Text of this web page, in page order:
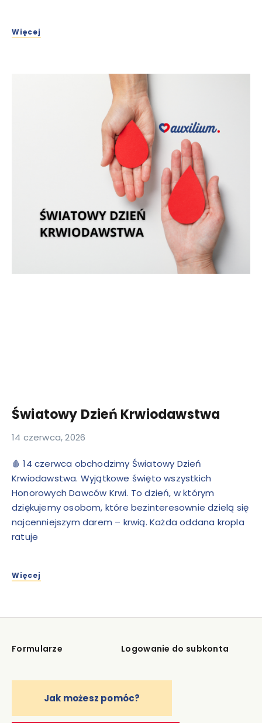
Więcej
Światowy Dzień Krwiodawstwa
14 czerwca, 2026
🩸 14 czerwca obchodzimy Światowy Dzień
Krwiodawstwa. Wyjątkowe święto wszystkich
Honorowych Dawców Krwi. To dzień, w którym
dziękujemy osobom, które bezinteresownie dzielą się
najcenniejszym darem – krwią. Każda oddana kropla
ratuje
Więcej
Formularze Logowanie do subkonta
Jak możesz pomóc?